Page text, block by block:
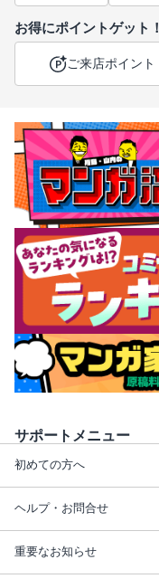
お得にポイントゲット！
ご来店ポイント
サポートメニュー
初めての方へ
ヘルプ・お問合せ
重要なお知らせ